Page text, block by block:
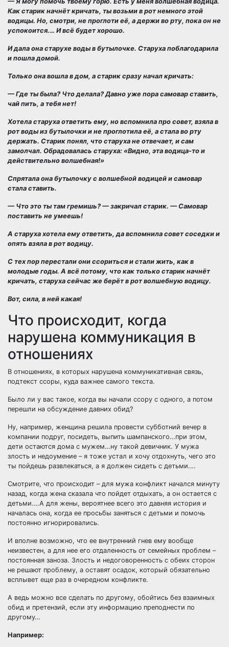
Как старик начнёт кричать, ты возьми в рот немного этой
водицы. Но, смотри, не проглоти её, а держи во рту, пока он не
успокоится.… И всё будет хорошо.
И дала она старухе воды в бутылочке. Старуха поблагодарила
и пошла домой.
Только она вошла в дом, а старик сразу начал кричать:
— Где ты была? Что делала? Давно уже пора самовар ставить,
чай пить, а тебя нет!
Хотела старуха ответить ему, но вспомнила про совет, взяла в
рот воды из бутылочки и не проглотила её, а стала во рту
держать. Старик понял, что старуха не отвечает, и сам
замолчал. Обрадовалась старуха: «Видно, эта водица-то и
действительно волшебная!»
Спрятала она бутылочку с волшебной водицей и самовар
стала ставить.
— Что это ты там гремишь? — закричал старик. — Самовар
поставить не умеешь!
А старуха хотела ему ответить, да вспомнила совет соседки и
опять взяла в рот водицу.
С тех пор перестали они ссориться и стали жить, как в
молодые годы. А всё потому, что как только старик начнёт
кричать, старуха сейчас же берёт в рот волшебную водицу.
Вот, сила, в ней какая!
Что происходит, когда
нарушена коммуникация в
отношениях
В отношениях, в которых нарушена коммуникативная связь,
подтекст ссоры, куда важнее самого текста.
Было ли у вас такое, когда вы начали ссору с одного, а потом
перешли на обсуждение давних обид?
Ну, например, женщина решила провести субботний вечер в
компании подруг, посидеть, выпить шампанского…при этом,
дети остаются дома с мужем…ну такой девичник. У мужа
злость и недоумение – я тоже устал и хочу отдохнуть, чего это
ты пойдешь развлекаться, а я должен сидеть с детьми.…
Смотрите, что происходит – для мужа конфликт начался минуту
назад, когда жена сказала что пойдет отдыхать, а он остается с
детьми.…А для жены, вероятнее всего это давняя история и
началась она, когда ее просьбы заняться с детьми и помочь
постоянно игнорировались.
И вполне возможно, что ее внутренний гнев ему вообще
неизвестен, а для нее его отдаленность от семейных проблем –
постоянная заноза. Злость и недоговоренность с обеих сторон
не решают проблему, а оставят осадок, который обязательно
всплывет еще раз в очередном конфликте.
А ведь можно все сделать по другому, обойтись без взаимных
обид и претензий, если эту информацию преподнести по
другому…
Например: